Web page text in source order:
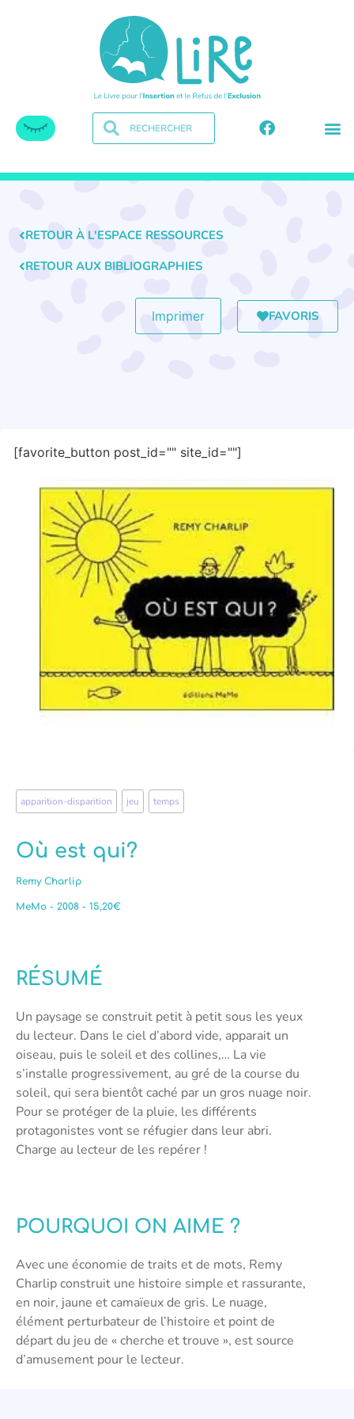
RETOUR À L'ESPACE RESSOURCES
RETOUR AUX BIBLIOGRAPHIES
Imprimer FAVORIS
[favorite_button post_id="" site_id=""]
apparition-disparition jeu temps
Où est qui?
Remy Charlip
MeMo - 2008 - 15,20€
RÉSUMÉ
Un paysage se construit petit à petit sous les yeux
du lecteur. Dans le ciel d’abord vide, apparait un
oiseau, puis le soleil et des collines,… La vie
s’installe progressivement, au gré de la course du
soleil, qui sera bientôt caché par un gros nuage noir.
Pour se protéger de la pluie, les différents
protagonistes vont se réfugier dans leur abri.
Charge au lecteur de les repérer !
POURQUOI ON AIME ?
Avec une économie de traits et de mots, Remy
Charlip construit une histoire simple et rassurante,
en noir, jaune et camaïeux de gris. Le nuage,
élément perturbateur de l’histoire et point de
départ du jeu de « cherche et trouve », est source
d’amusement pour le lecteur.